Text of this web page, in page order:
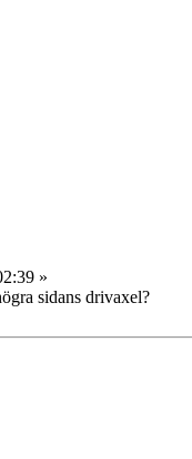
»
sidans drivaxel?